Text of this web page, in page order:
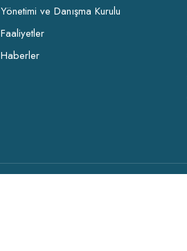
Yönetimi ve Danışma Kurulu
Faaliyetler
Haberler